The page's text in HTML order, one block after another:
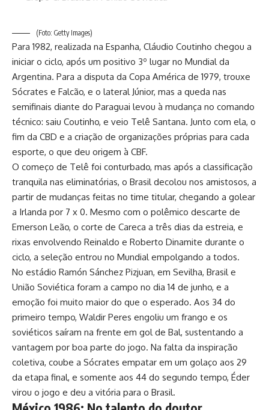
(Foto: Getty Images)
Para 1982, realizada na Espanha, Cláudio Coutinho chegou a
iniciar o ciclo, após um positivo 3º lugar no Mundial da
Argentina. Para a disputa da Copa América de 1979, trouxe
Sócrates e Falcão, e o lateral Júnior, mas a queda nas
semifinais diante do Paraguai levou à mudança no comando
técnico: saiu Coutinho, e veio Telê Santana. Junto com ela, o
fim da CBD e a criação de organizações próprias para cada
esporte, o que deu origem à CBF.
O começo de Telê foi conturbado, mas após a classificação
tranquila nas eliminatórias, o Brasil decolou nos amistosos, a
partir de mudanças feitas no time titular, chegando a golear
a Irlanda por 7 x 0. Mesmo com o polêmico descarte de
Emerson Leão, o corte de Careca a três dias da estreia, e
rixas envolvendo Reinaldo e Roberto Dinamite durante o
ciclo, a seleção entrou no Mundial empolgando a todos.
No estádio Ramón Sánchez Pizjuan, em Sevilha, Brasil e
União Soviética foram a campo no dia 14 de junho, e a
emoção foi muito maior do que o esperado. Aos 34 do
primeiro tempo, Waldir Peres engoliu um frango e os
soviéticos saíram na frente em gol de Bal, sustentando a
vantagem por boa parte do jogo. Na falta da inspiração
coletiva, coube a Sócrates empatar em um golaço aos 29
da etapa final, e somente aos 44 do segundo tempo, Éder
virou o jogo e deu a vitória para o Brasil.